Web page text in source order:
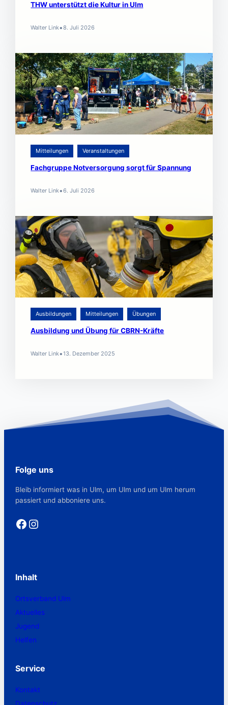
THW unterstützt die Kultur in Ulm
Walter Link•8. Juli 2026
Mitteilungen Veranstaltungen
Fachgruppe Notversorgung sorgt für Spannung
Walter Link•6. Juli 2026
Ausbildungen Mitteilungen Übungen
Ausbildung und Übung für CBRN-Kräfte
Walter Link•13. Dezember 2025
Folge uns
Bleib informiert was in Ulm, um Ulm und um Ulm herum
passiert und abboniere uns.
Facebook Instagram
Inhalt
Ortsverband Ulm
Aktuelles
Jugend
Helfen
Service
Kontakt